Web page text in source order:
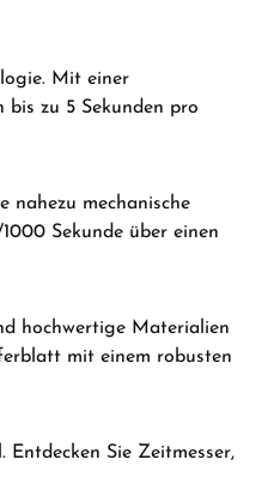
Mit einer
zu 5 Sekunden pro
nahezu mechanische
Sekunde über einen
hochwertige Materialien
mit einem robusten
Entdecken Sie Zeitmesser,